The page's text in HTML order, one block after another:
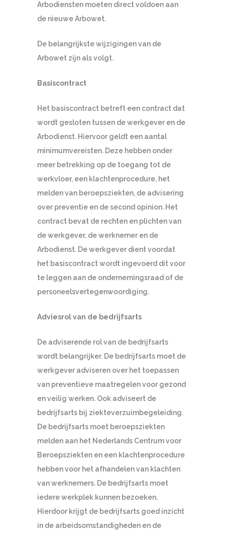
Arbodiensten moeten direct voldoen aan
de nieuwe Arbowet.
De belangrijkste wijzigingen van de
Arbowet zijn als volgt.
Basiscontract
Het basiscontract betreft een contract dat
wordt gesloten tussen de werkgever en de
Arbodienst. Hiervoor geldt een aantal
minimumvereisten. Deze hebben onder
meer betrekking op de toegang tot de
werkvloer, een klachtenprocedure, het
melden van beroepsziekten, de advisering
over preventie en de second opinion. Het
contract bevat de rechten en plichten van
de werkgever, de werknemer en de
Arbodienst. De werkgever dient voordat
het basiscontract wordt ingevoerd dit voor
te leggen aan de ondernemingsraad of de
personeelsvertegenwoordiging.
Adviesrol van de bedrijfsarts
De adviserende rol van de bedrijfsarts
wordt belangrijker. De bedrijfsarts moet de
werkgever adviseren over het toepassen
van preventieve maatregelen voor gezond
en veilig werken. Ook adviseert de
bedrijfsarts bij ziekteverzuimbegeleiding.
De bedrijfsarts moet beroepsziekten
melden aan het Nederlands Centrum voor
Beroepsziekten en een klachtenprocedure
hebben voor het afhandelen van klachten
van werknemers. De bedrijfsarts moet
iedere werkplek kunnen bezoeken.
Hierdoor krijgt de bedrijfsarts goed inzicht
in de arbeidsomstandigheden en de